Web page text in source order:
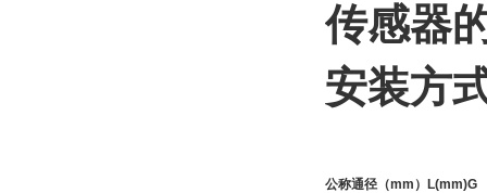
传感器
安装方
公称通径（mm） L(mm)G